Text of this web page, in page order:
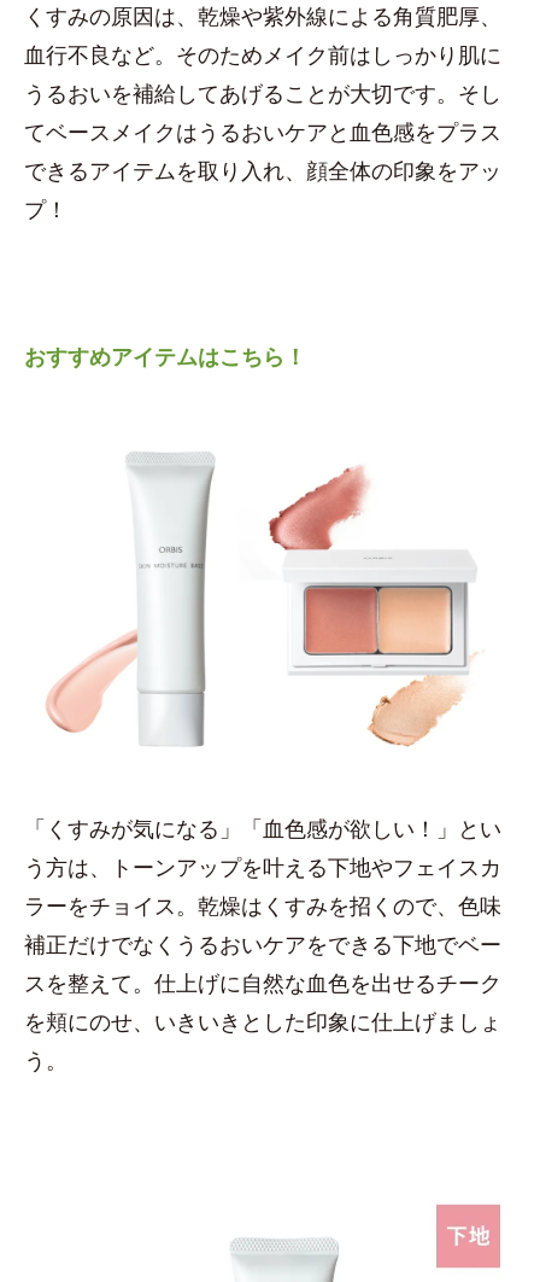
くすみの原因は、乾燥や紫外線による角質肥厚、
血行不良など。そのためメイク前はしっかり肌に
うるおいを補給してあげることが大切です。そし
てベースメイクはうるおいケアと血色感をプラス
できるアイテムを取り入れ、顔全体の印象をアッ
プ！
おすすめアイテムはこちら！
「くすみが気になる」「血色感が欲しい！」とい
う方は、トーンアップを叶える下地やフェイスカ
ラーをチョイス。乾燥はくすみを招くので、色味
補正だけでなくうるおいケアをできる下地でベー
スを整えて。仕上げに自然な血色を出せるチーク
を頬にのせ、いきいきとした印象に仕上げましょ
う。